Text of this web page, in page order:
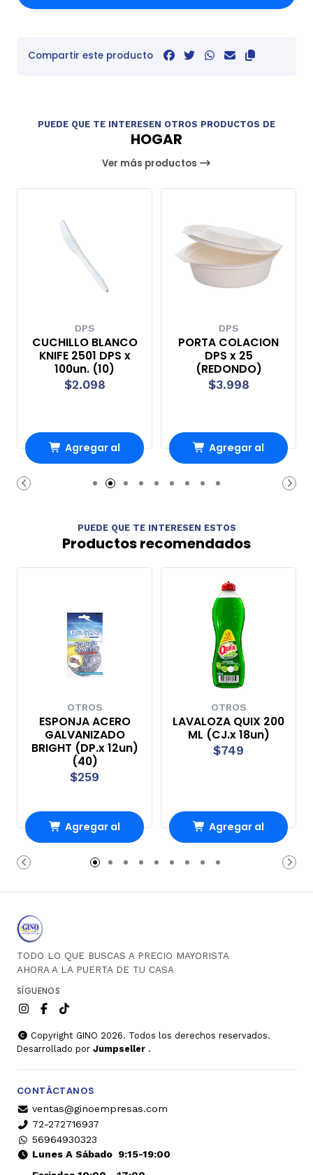
Compartir este producto
PUEDE QUE TE INTERESEN OTROS PRODUCTOS DE
HOGAR
Ver más productos
DPS
CUCHILLO BLANCO
KNIFE 2501 DPS x
100un. (10)
$2.098
Agregar al
Carro
DPS
PORTA COLACION
DPS x 25
(REDONDO)
$3.998
Agregar al
Carro
PUEDE QUE TE INTERESEN ESTOS
Productos recomendados
OTROS
ESPONJA ACERO
GALVANIZADO
BRIGHT (DP.x 12un)
(40)
$259
Agregar al
Carro
OTROS
LAVALOZA QUIX 200
ML (CJ.x 18un)
$749
Agregar al
Carro
TODO LO QUE BUSCAS A PRECIO MAYORISTA
AHORA A LA PUERTA DE TU CASA
SÍGUENOS
Copyright GINO 2026. Todos los derechos reservados.
Desarrollado por Jumpseller .
CONTÁCTANOS
ventas@ginoempresas.com
72-272716937
56964930323
Lunes A Sábado9:15-19:00